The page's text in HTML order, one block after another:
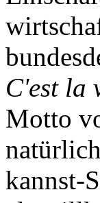
C'est la
Motto
kannst-